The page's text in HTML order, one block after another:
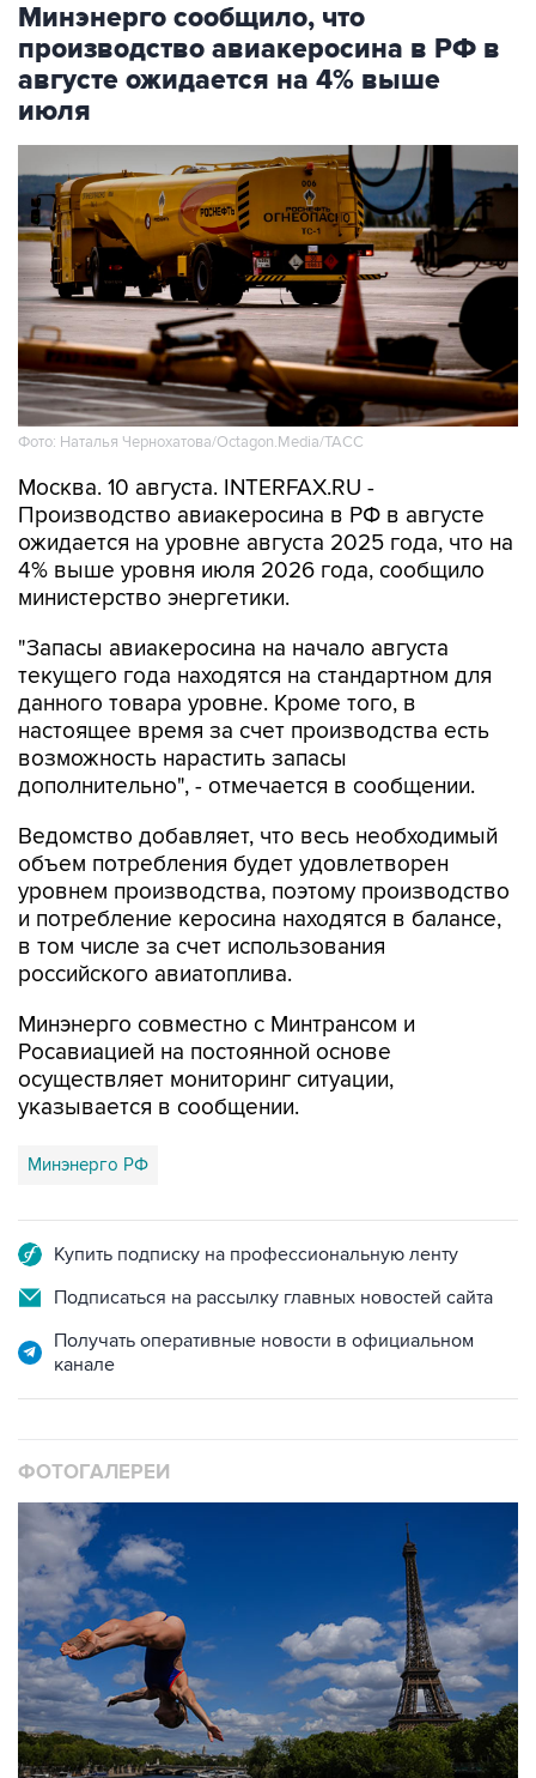
Минэнерго сообщило, что
производство авиакеросина в РФ в
августе ожидается на 4% выше
июля
Фото: Наталья Чернохатова/Octagon.Media/ТАСС
Москва. 10 августа. INTERFAX.RU -
Производство авиакеросина в РФ в августе
ожидается на уровне августа 2025 года, что на
4% выше уровня июля 2026 года, сообщило
министерство энергетики.
"Запасы авиакеросина на начало августа
текущего года находятся на стандартном для
данного товара уровне. Кроме того, в
настоящее время за счет производства есть
возможность нарастить запасы
дополнительно", - отмечается в сообщении.
Ведомство добавляет, что весь необходимый
объем потребления будет удовлетворен
уровнем производства, поэтому производство
и потребление керосина находятся в балансе,
в том числе за счет использования
российского авиатоплива.
Минэнерго совместно с Минтрансом и
Росавиацией на постоянной основе
осуществляет мониторинг ситуации,
указывается в сообщении.
Минэнерго РФ
Купить подписку на профессиональную ленту
Подписаться на рассылку главных новостей сайта
Получать оперативные новости в официальном
канале
ФОТОГАЛЕРЕИ